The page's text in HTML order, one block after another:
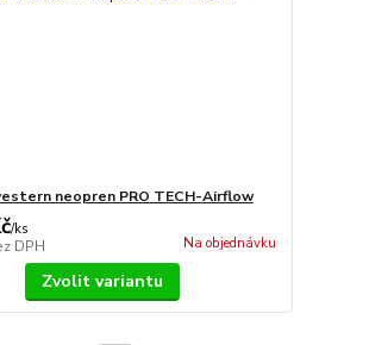
neopren PRO TECH-Airflow
/ks
DPH Na objednávku
Zvolit variantu